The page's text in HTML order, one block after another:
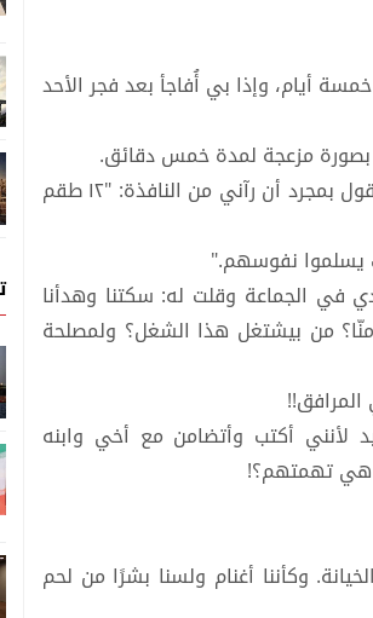
أيام، وإذا بي أُفاجأ بعد فجر الأحد
مزعجة لمدة خمس دقائق.
نهضت أجيبه، وكانت نيتي أن أسبّه إذا كان طفلًا من الجيران، فإذا به يقول بمجرد أن رآني من النافذة: "١٢ طقم
يسلموا نفوسهم."
في الجماعة وقلت له: سكتنا وهدأنا
منّا؟ من بيشتغل هذا الشغل؟ ولمصلحة
لأنني أكتب وأتضامن مع أخي وابنه
هي تهمتهم؟!
وكأننا أغنام ولسنا بشرًا من لحم